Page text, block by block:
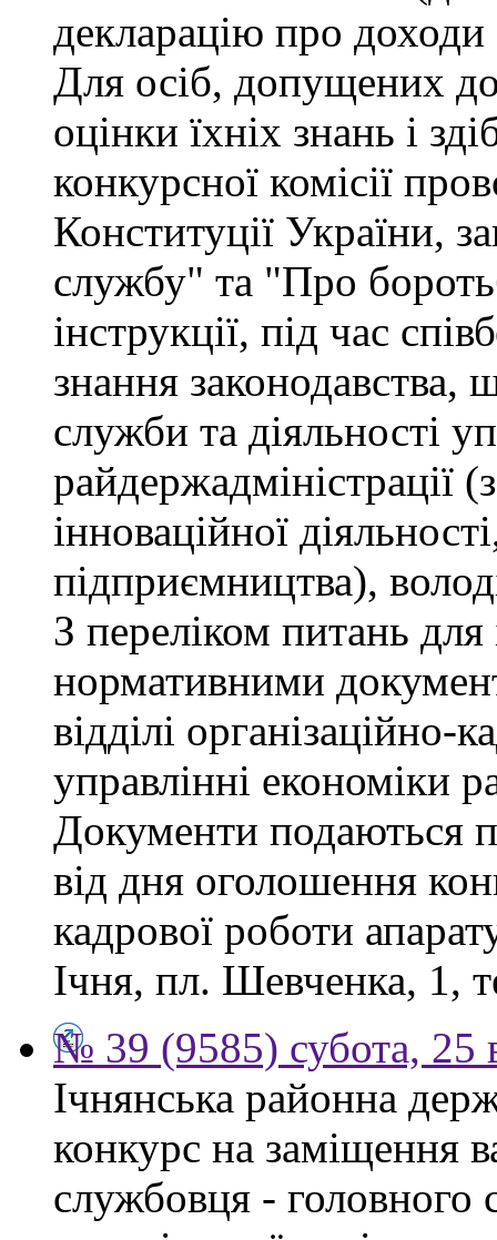
декларацію про доходи
Для осіб, допущених
оцінки їхніх знань і
конкурсної комісії
Конституції України,
службу" та "Про
інструкції, під час
знання законодавства,
служби та діяльності
райдержадміністрації
інноваційної
підприємництва),
З переліком питань
нормативними
відділі організаційно-
управлінні економіки
Документи подаються
від дня оголошення
кадрової роботи
Ічня, пл. Шевченка, 1,
№ 39 (9585) субота, 25
Ічнянська районна
конкурс на заміщення
службовця - головного